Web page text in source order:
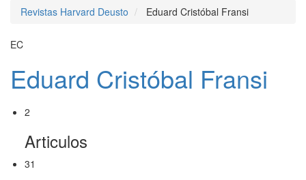
Revistas Harvard Deusto Eduard Cristóbal Fransi
EC
Eduard Cristóbal Fransi
2
Articulos
31